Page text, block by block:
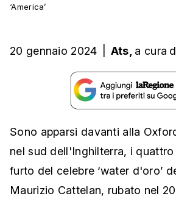
‘America’
20 gennaio 2024 Ats, a cura
Sono apparsi davanti alla
nel sud dell'Inghilterra, i
furto del celebre ‘water d'oro’
Maurizio Cattelan, rubato nel